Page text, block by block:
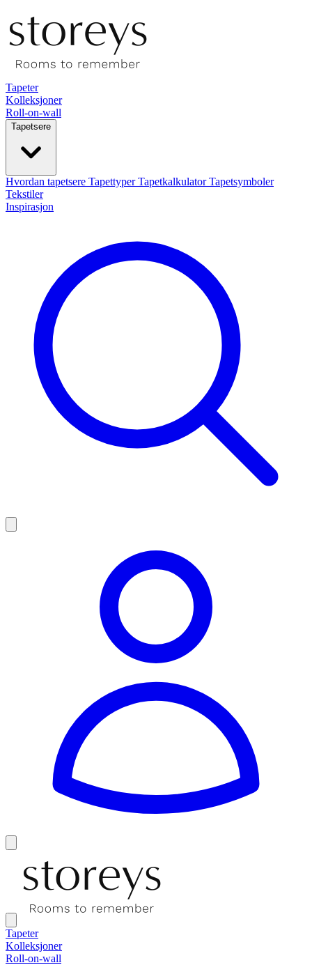
Tapeter
Kolleksjoner
Roll-on-wall
Tapetsere
Hvordan tapetsere TapettyperTapetkalkulatorTapetsymboler
Tekstiler
Inspirasjon
Tapeter
Kolleksjoner
Roll-on-wall